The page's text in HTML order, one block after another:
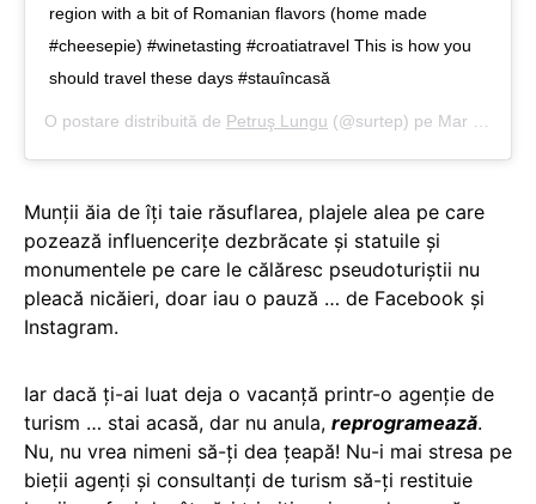
region with a bit of Romanian flavors (home made
#cheesepie) #winetasting #croatiatravel This is how you
should travel these days #stauîncasă
O postare distribuită de Petruş Lungu (@surtep) pe Mar 24, 2020 la 12:06 PDT
Munții ăia de îți taie răsuflarea, plajele alea pe care
pozează influencerițe dezbrăcate și statuile și
monumentele pe care le călăresc pseudoturiștii nu
pleacă nicăieri, doar iau o pauză … de Facebook și
Instagram.
Iar dacă ți-ai luat deja o vacanță printr-o agenție de
turism … stai acasă, dar nu anula, reprogramează.
Nu, nu vrea nimeni să-ți dea țeapă! Nu-i mai stresa pe
bieții agenți și consultanți de turism să-ți restituie